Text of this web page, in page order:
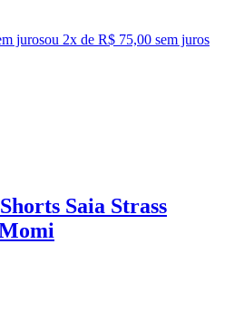
jurosou 2x de R$ 75,00 sem juros
Saia Strass